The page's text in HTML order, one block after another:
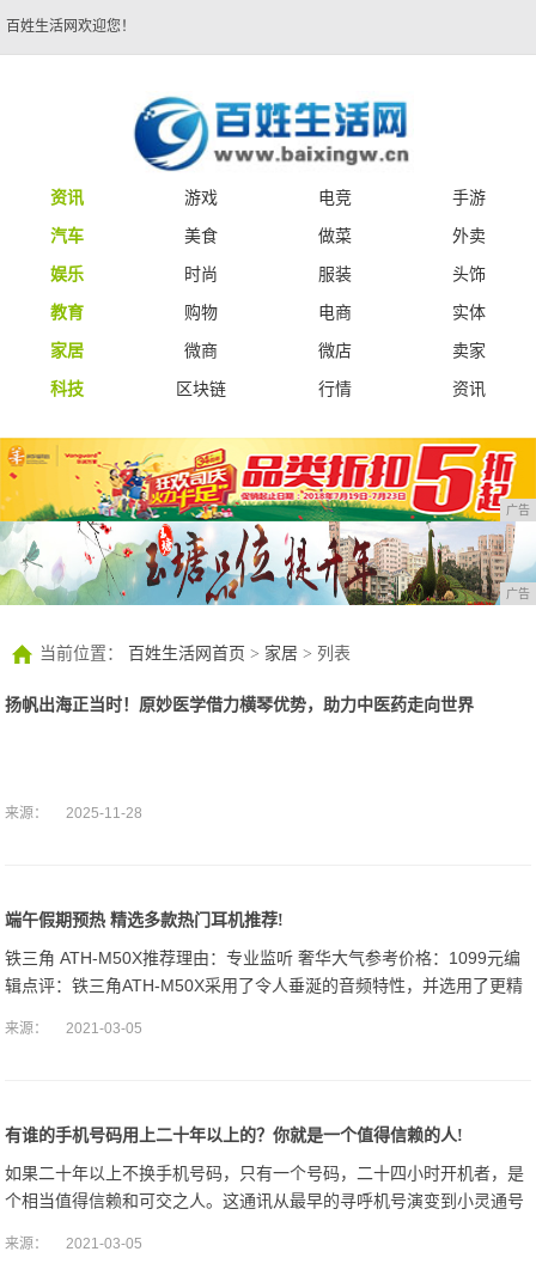
百姓生活网欢迎您！
资讯 游戏 电竞
手游
汽车
美食 做菜
外卖
娱乐
时尚 服装
头饰
教育
购物 电商
实体
家居
微商 微店
卖家
科技
区块链 行情 资讯
广告
广告
当前位置： 百姓生活网首页 > 家居 > 列表
扬帆出海正当时！原妙医学借力横琴优势，助力中医药走向世界
来源： 2025-11-28
端午假期预热 精选多款热门耳机推荐!
铁三角 ATH-M50X推荐理由：专业监听 奢华大气参考价格：1099元编
辑点评：铁三角ATH-M50X采用了令人垂涎的音频特性，并选用了更精
来源： 2021-03-05
有谁的手机号码用上二十年以上的？你就是一个值得信赖的人!
​如果二十年以上不换手机号码，只有一个号码，二十四小时开机者，是
个相当值得信赖和可交之人。这通讯从最早的寻呼机号演变到小灵通号
来源： 2021-03-05